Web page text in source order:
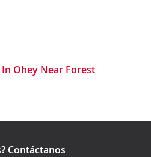
Ohey Near Forest
Contáctanos